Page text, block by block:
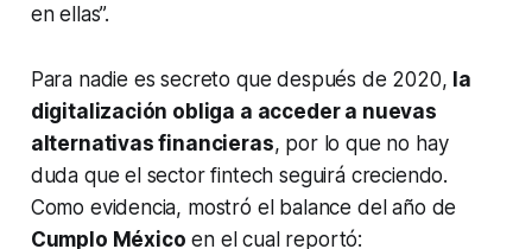
en ellas”.
Para nadie es secreto que después de 2020, la
digitalización obliga a acceder a nuevas
alternativas financieras, por lo que no hay
duda que el sectorfintech seguirá creciendo.
Como evidencia, mostró el balance del año de
Cumplo México en el cual reportó: